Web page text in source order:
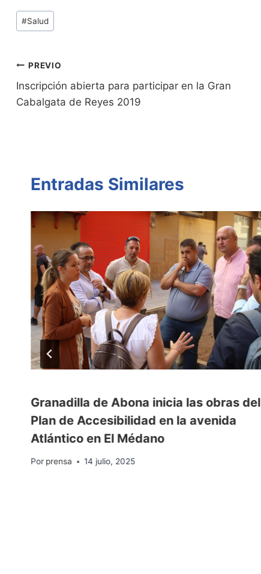
tF
ri
n
dl
y
k p
o
k
Tags
de
#Salud
Navegación
de
PREVIO
Inscripción abierta para participar en la Gran
Cabalgata de Reyes 2019
Entradas Similares
Granadilla de Abona inicia las obras del
Plan de Accesibilidad en la avenida
Atlántico en El Médano
Por prensa 14 julio, 2025